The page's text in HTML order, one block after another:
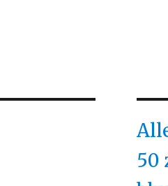
50